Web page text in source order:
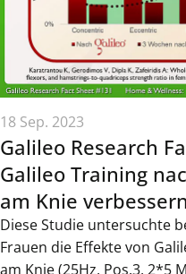
18 Sep. 2023
Galileo Research
Galileo Training
am Knie
Diese Studie untersuchte
Frauen die Effekte von
am Knie (25Hz, Pos.3, 2*5